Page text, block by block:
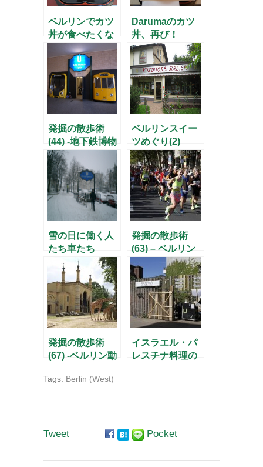
ベルリンでカツ
丼が食べたくな
ったら・・・
Darumaのカツ
丼、再び！
発掘の散歩術
(44) -地下鉄博物
館で途中下車！-
ベルリンスイー
ツめぐり(2)
雪の日に働く人
たち車たち
発掘の散歩術
(63) – ベルリン
マラソンのスス
メ –
発掘の散歩術
(67) -ベルリン動
の笑顔の向こう
イスラエル・パ
レスチナ料理の
Tags: Berlin (West)
Tweet Pocket